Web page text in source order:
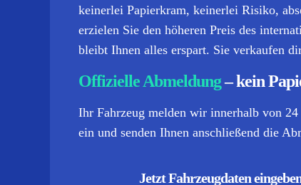
keinerlei Papierkram, keinerlei Risiko,
erzielen Sie den höheren Preis des
bleibt Ihnen alles erspart. Sie verkaufen
Offizielle Abmeldung– kein
Ihr Fahrzeug melden wir innerhalb von
ein und senden Ihnen anschließend die
Jetzt Fahrzeugdaten